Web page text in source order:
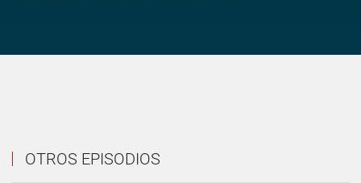
OTROS EPISODIOS